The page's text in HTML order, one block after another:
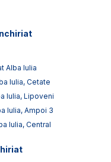
Alba Iulia
Iulia, Cetate
Iulia, Lipoveni
Iulia, Ampoi 3
Iulia, Central